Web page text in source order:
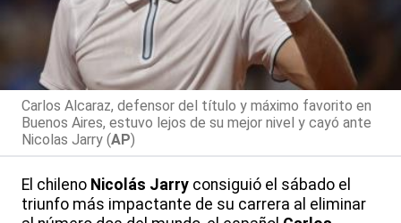
Carlos Alcaraz, defensor del título y máximo favorito en
Buenos Aires, estuvo lejos de su mejor nivel y cayó ante
Nicolas Jarry (AP)
El chileno Nicolás Jarry consiguió el sábado el
triunfo más impactante de su carrera al eliminar